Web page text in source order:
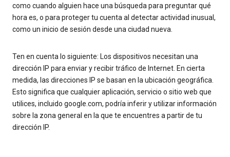
como cuando alguien hace una búsqueda para preguntar qué
hora es, o para proteger tu cuenta al detectar actividad inusual,
como un inicio de sesión desde una ciudad nueva.
Ten en cuenta lo siguiente: Los dispositivos necesitan una
dirección IP para enviar y recibir tráfico de Internet. En cierta
medida, las direcciones IP se basan en la ubicación geográfica.
Esto significa que cualquier aplicación, servicio o sitio web que
utilices, incluido google.com, podría inferir y utilizar información
sobre la zona general en la que te encuentres a partir de tu
dirección IP.